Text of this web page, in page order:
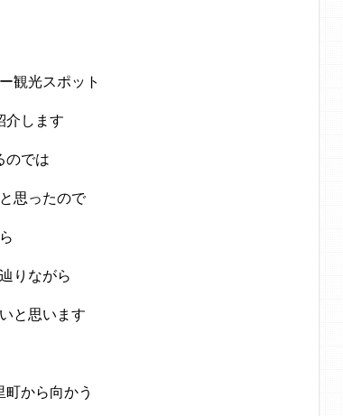
観光スポット
介します
のでは
思ったので
りながら
と思います
町から向かう